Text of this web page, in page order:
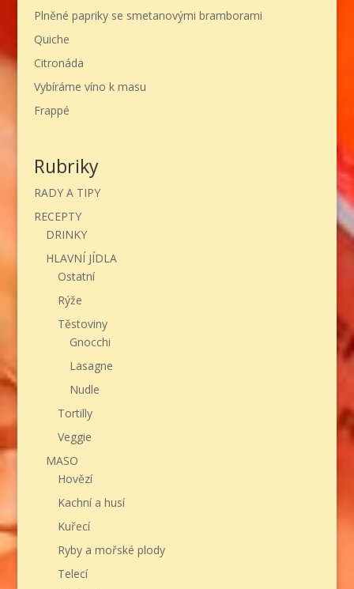
Plněné papriky se smetanovými bramborami
Quiche
Citronáda
Vybíráme víno k masu
Frappé
Rubriky
RADY A TIPY
RECEPTY
DRINKY
HLAVNÍ JÍDLA
Ostatní
Rýže
Těstoviny
Gnocchi
Lasagne
Nudle
Tortilly
Veggie
MASO
Hovězí
Kachní a husí
Kuřecí
Ryby a mořské plody
Telecí